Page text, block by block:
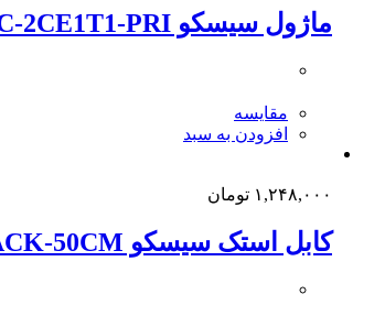
۶,۷۶۰,۰۰۰ تومان
بود.
۶,۲۴۰,۰۰۰ تومان.
ماژول سیسکو HWIC-2CE1T1-PRI
مقایسه
افزودن به سبد
۱,۲۴۸,۰۰۰ تومان
کابل استک سیسکو CAB-STACK-50CM